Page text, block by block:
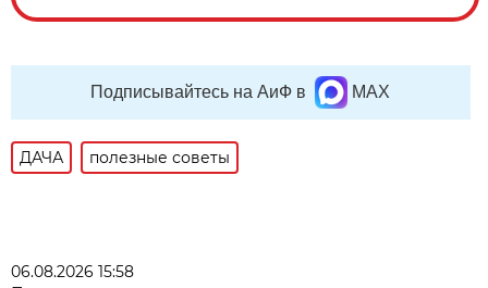
Подписывайтесь на АиФ в MAX
ДАЧА полезные советы
06.08.2026 15:58